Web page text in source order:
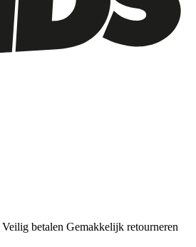
Veilig betalen Gemakkelijk retourneren